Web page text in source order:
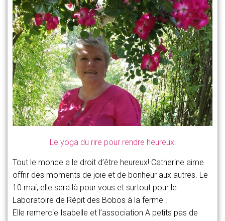
Le yoga du rire pour rendre heureux!
Tout le monde a le droit d’être heureux! Catherine aime
offrir des moments de joie et de bonheur aux autres. Le
10 mai, elle sera là pour vous et surtout pour le
Laboratoire de Répit des Bobos à la ferme !
Elle remercie Isabelle et l’association A petits pas de